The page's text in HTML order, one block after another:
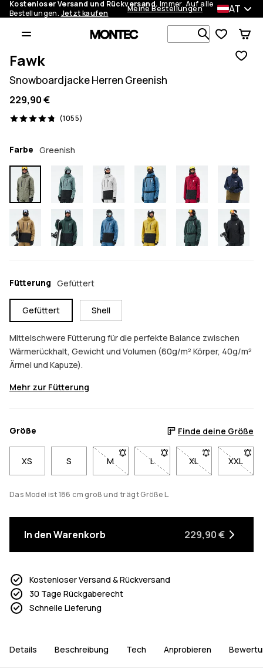
Kostenloser Versand und Rückversand. Immer. Auf alle
Bestellungen. Jetzt kaufen Meine Bestellungen AT
Fawk
Snowboardjacke Herren Greenish
229,90 €
(1055)
1055 Reviews, 4.8/5
Farbe Greenish
Fütterung Gefüttert
Gefüttert Shell
Mittelschwere Fütterung für die perfekte Balance zwischen
Wärmerückhalt, Gewicht und Volumen (60g/m² Körper, 40g/m²
Ärmel und Kapuze).
Mehr zur Fütterung
Größe Finde deine Größe
XS S M- Größe M nicht verfügbar. Klicke, um
L- Größe L nicht verfügbar.
XL- Größe XL nicht
XXL
-
Das Model ist 186 cm groß und trägt Größe L.
In den Warenkorb 229,90 €
Kostenloser Versand & Rückversand
30 Tage Rückgaberecht
Schnelle Lieferung
Details Beschreibung Tech Anprobieren